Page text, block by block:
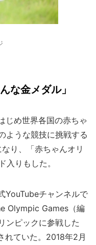
な金メダル」
じめ世界各国の赤ちゃ
ような競技に挑戦する
り、「赤ちゃんオリ
入りもした。
YouTubeチャンネルで
Olympic Games（編
ンピックに参戦した
れていた。2018年2月